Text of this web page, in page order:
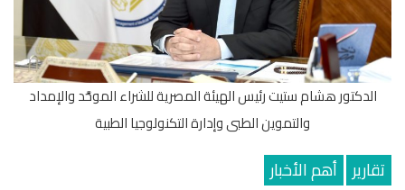
الدكتور هشام ستيت رئيس الهيئة المصرية للشراء الموحَّد والإمداد
والتموين الطبى وإدارة التكنولوجيا الطبية
تقارير أهم الأخبار